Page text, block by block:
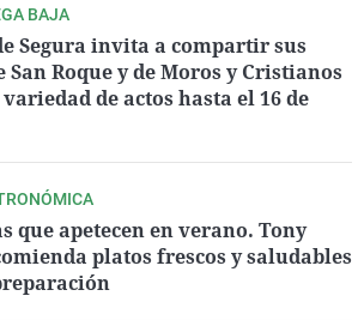
BAJA
Segura invita a compartir sus
San Roque y de Moros y Cristianos
de actos hasta el 16 de
que apetecen en verano. Tony
platos frescos y saludables